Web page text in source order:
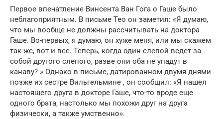
Первое впечатление Винсента Ван Гога о Гаше было
неблагоприятным. В письме Тео он заметил: «Я думаю,
что мы вообще не должны рассчитывать на доктора
Гаше. Во-первых, я думаю, он хуже меня, или мы скажем
так же, вот и все. Теперь, когда один слепой ведет за
собой другого слепого, разве они оба не упадут в
канаву? » Однако в письме, датированном двумя днями
позже их сестре Вильгельмине , он сообщил: «Я нашел
настоящего друга в докторе Гаше, что-то вроде еще
одного брата, настолько мы похожи друг на друга
физически, а также умственно».